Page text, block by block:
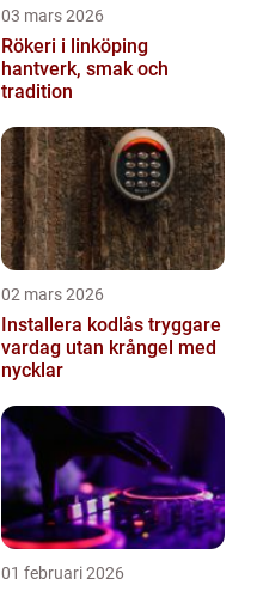
03 mars 2026
Rökeri i linköping
hantverk, smak och
tradition
02 mars 2026
Installera kodlås tryggare
vardag utan krångel med
nycklar
01 februari 2026